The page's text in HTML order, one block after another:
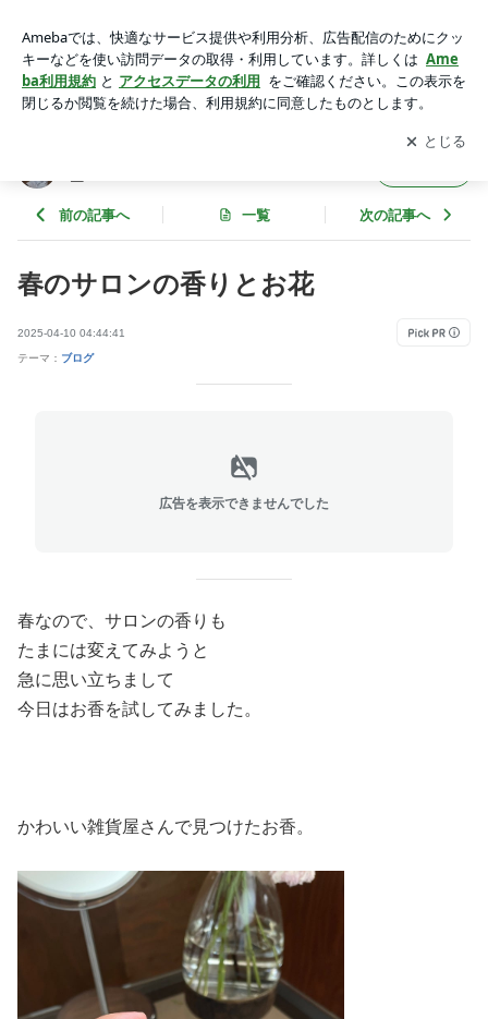
ン リルーエアプリをダウンロードして ブログの更新通知
を受け取りまし
ょう。
開く
エ
前の記事へ 一覧 次の記事へ
春のサロンの香りとお花
2025-04-10 04:44:41
テーマ： ブログ
広告を表示できませんでした
春なので、サロンの香りも
たまには変えてみようと
急に思い立ちまして
今日はお香を試してみました。
かわいい雑貨屋さんで見つけたお香。